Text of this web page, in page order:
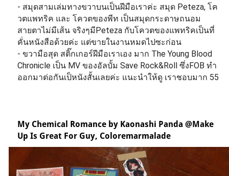
- สมุดสามเล่มทางขวาบนเป็นฝีมือเราค่ะ สมุด Peteza, โค
วตแพทริค และ โควตของพีท เป็นสมุดกระดาษถนอม
สายตาไม่มีเส้น จริงๆมีPeteza กับโควตของแพทริคเป็นที่
คั่นหนังสือด้วยค่ะ แต่ขายในงานหมดไปซะก่อน
- ขวามือสุด สติ๊กเกอร์ฝีมือเราเอง มาก The Young Blood
Chronicle เป็น MV ของอัลบั้ม Save Rock&Roll ซึ่งFOB ทำ
ออกมาต่อกันเป็หนังสั้นเลยค่ะ แนะนำให้ดู เราชอบมาก 55
My Chemical Romance by Kaonashi Panda @Make
Up Is Great For Guy, Coloremarmalade